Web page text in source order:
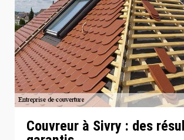
Couvreur à Sivry : des